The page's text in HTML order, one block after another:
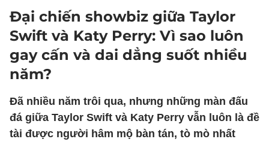
Đại chiến showbiz giữa Taylor
Swift và Katy Perry: Vì sao luôn
gay cấn và dai dẳng suốt nhiều
năm?
Đã nhiều năm trôi qua, nhưng những màn đấu
đá giữa Taylor Swift và Katy Perry vẫn luôn là đề
tài được người hâm mộ bàn tán, tò mò nhất